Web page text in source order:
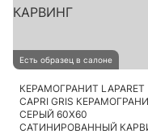
Есть образец в салоне
КЕРАМОГРАНИТ LAPARET
CAPRI GRIS
СЕРЫЙ 60Х60
САТИНИРОВАННЫЙ